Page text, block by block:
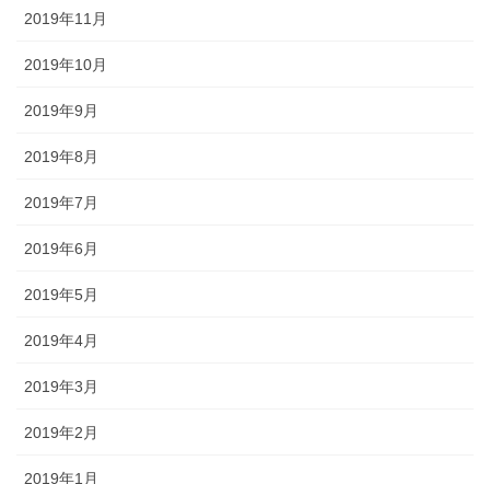
2019年11月
2019年10月
2019年9月
2019年8月
2019年7月
2019年6月
2019年5月
2019年4月
2019年3月
2019年2月
2019年1月